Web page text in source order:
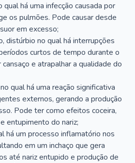
qual há uma infecção causada por
os pulmões. Pode causar desde
em excesso;
distúrbio no qual há interrupções
curtos de tempo durante o
e atrapalhar a qualidade do
qual há uma reação significativa
externos, gerando a produção
Pode ter como efeitos coceira,
entupimento do nariz;
há um processo inflamatório nos
em um inchaço que gera
até nariz entupido e produção de